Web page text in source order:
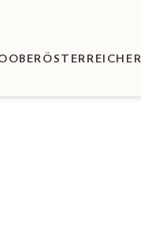
OBERÖSTERREICHER